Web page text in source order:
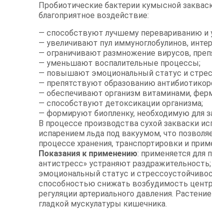
Пробиотические бактерии кумысной
благоприятное воздействие:
— способствуют лучшему перевариванию и
— увеличивают пул иммуноглобулинов,
— ограничивают размножение вирусов,
— уменьшают воспалительные процессы;
— повышают эмоциональный статус и
— препятствуют образованию
— обеспечивают организм витаминами,
— способствуют детоксикации организма;
— формируют биопленку, необходимую для
В процессе производства сухой закваски
испарением льда под вакуумом, что
процессе хранения, транспортировки и
Показания к применению: применяется для
антистресс» устраняют
эмоциональный статус и
способностью снижать возбудимость
регуляции артериального давления.
гладкой мускулатуры кишечника.